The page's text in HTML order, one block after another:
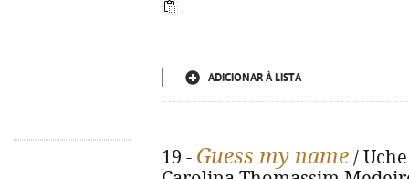
ADICIONAR À LISTA
19 - Guess my name /